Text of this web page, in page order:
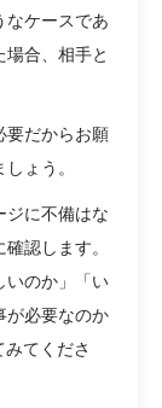
なケースであ
合、相手と
要だからお願
ょう。
ジに不備はな
認します。
いのか」「い
が必要なのか
てくださ